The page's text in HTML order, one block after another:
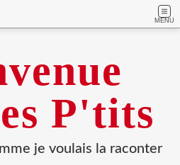
MENU
P'tits
je voulais la raconter